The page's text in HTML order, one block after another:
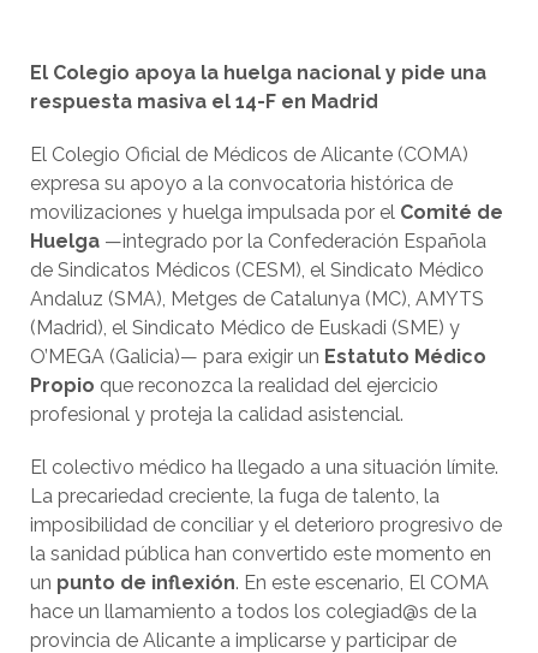
El Colegio apoya la huelga nacional y pide una
respuesta masiva el 14-F en Madrid
El Colegio Oficial de Médicos de Alicante (COMA)
expresa su apoyo a la convocatoria histórica de
movilizaciones y huelga impulsada por el Comité de
Huelga —integrado por la Confederación Española
de Sindicatos Médicos (CESM), el Sindicato Médico
Andaluz (SMA), Metges de Catalunya (MC), AMYTS
(Madrid), el Sindicato Médico de Euskadi (SME) y
O’MEGA (Galicia)— para exigir un Estatuto Médico
Propio que reconozca la realidad del ejercicio
profesional y proteja la calidad asistencial.
El colectivo médico ha llegado a una situación límite.
La precariedad creciente, la fuga de talento, la
imposibilidad de conciliar y el deterioro progresivo de
la sanidad pública han convertido este momento en
un punto de inflexión. En este escenario, El COMA
hace un llamamiento a todos los colegiad@s de la
provincia de Alicante a implicarse y participar de